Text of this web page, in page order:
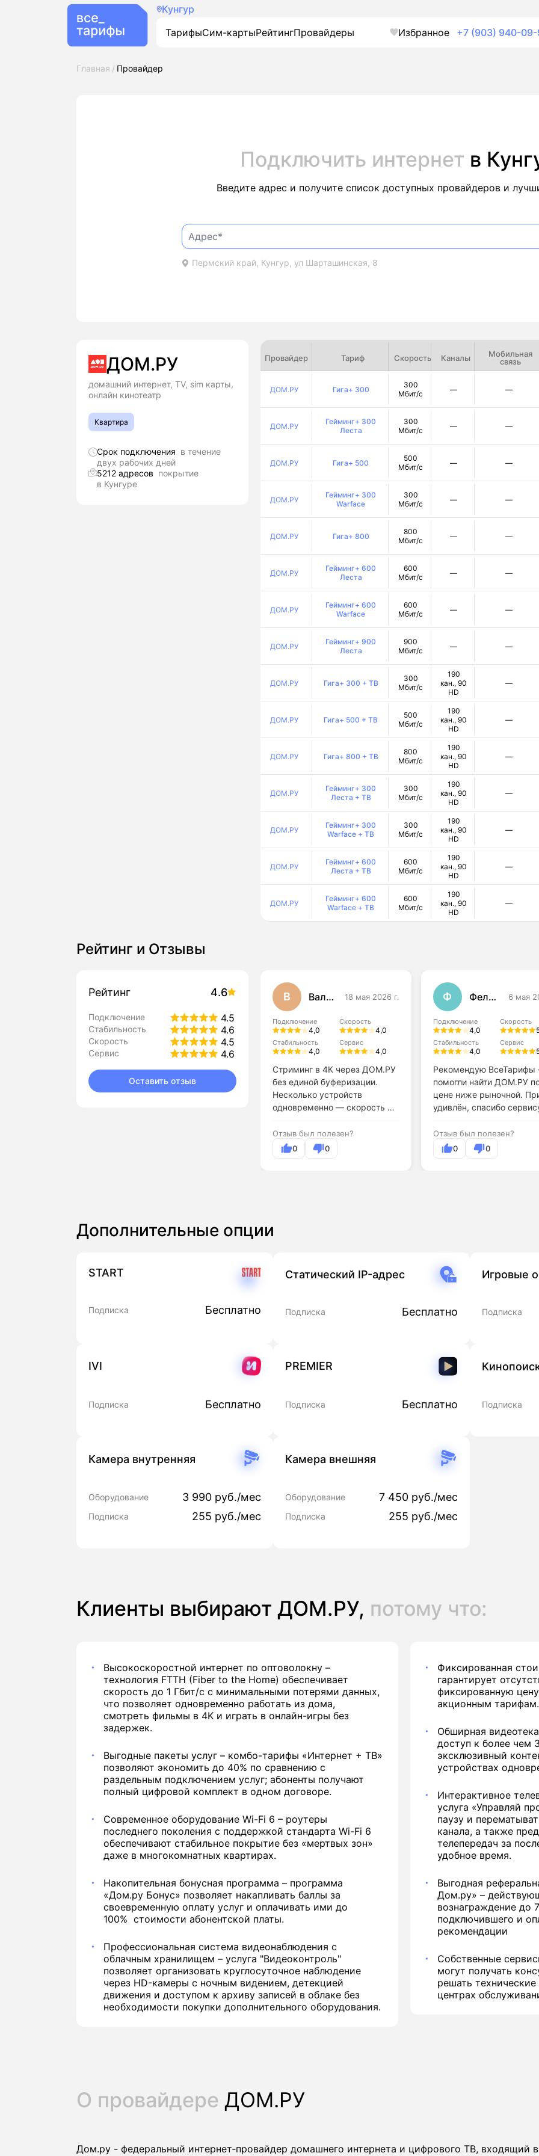
Кунгур
ТарифыСим-картыРейтингПровайдеры Избранное +7 (903) 940-
Главная Провайдер
Подключить интернет в
Введите адрес и получите список доступных провайдеров и
Пермский край, Кунгур, ул Шарташинская, 8
ДОМ.РУ
домашний интернет, TV, sim карты,
онлайн кинотеатр
Квартира
Срок подключения в течение
двух рабочих дней
5212 адресов покрытие
в Кунгуре
Рейтинг 4.6
Подключение 4.5
Стабильность 4.6
Скорость 4.5
Сервис 4.6
Оставить отзыв
Рейтинг и Отзывы
В Валерия Панова 18 мая 2026 г.
Подключение
4,0
Скорость
4,0
Стабильность
4,0
Сервис
4,0
Стриминг в 4К через ДОМ.РУ
без единой буферизации.
Несколько устройств
одновременно — скорость не
Отзыв был полезен?
0
0
Ф Феликс 6 мая
Подключение
4,0
Скорость
Стабильность
4,0
Сервис
Рекомендую
помогли найти ДОМ.РУ
цене ниже рыночной.
удивлён, спасибо
Отзыв был полезен?
0
0
Провайдер Тариф Скорость Каналы
Мобильная
связь
ДОМ.РУ Гига+ 300
300
Мбит/с
— —
ДОМ.РУ
Гейминг+ 300
Леста
300
Мбит/с
— —
ДОМ.РУ Гига+ 500
500
Мбит/с
— —
ДОМ.РУ
Гейминг+ 300
Warface
300
Мбит/с
— —
ДОМ.РУ Гига+ 800
800
Мбит/с
— —
ДОМ.РУ
Гейминг+ 600
Леста
600
Мбит/с
— —
ДОМ.РУ
Гейминг+ 600
Warface
600
Мбит/с
— —
ДОМ.РУ
Гейминг+ 900
Леста
900
Мбит/с
— —
ДОМ.РУ Гига+ 300 + ТВ
300
Мбит/с
190
кан., 90
HD
—
ДОМ.РУ Гига+ 500 + ТВ
500
Мбит/с
190
кан., 90
HD
—
ДОМ.РУ Гига+ 800 + ТВ
800
Мбит/с
190
кан., 90
HD
—
ДОМ.РУ
Гейминг+ 300
Леста + ТВ
300
Мбит/с
190
кан., 90
HD
—
ДОМ.РУ
Гейминг+ 300
Warface + ТВ
300
Мбит/с
190
кан., 90
HD
—
ДОМ.РУ
Гейминг+ 600
Леста + ТВ
600
Мбит/с
190
кан., 90
HD
—
ДОМ.РУ
Гейминг+ 600
Warface + ТВ
600
Мбит/с
190
кан., 90
HD
—
Дополнительные опции
START
Подписка Бесплатно
Статический IP-адрес
Подписка Бесплатно
Игровые
Подписка
IVI
Подписка Бесплатно
PREMIER
Подписка Бесплатно Подписка
Камера внутренняя
Оборудование 3 990 руб./мес
Подписка 255 руб./мес
Камера внешняя
Оборудование 7 450 руб./мес
Подписка 255 руб./мес
Клиенты выбирают ДОМ.РУ, потому что:
Высокоскоростной интернет по оптоволокну –
технология FTTH (Fiber to the Home) обеспечивает
скорость до 1 Гбит/с с минимальными потерями данных,
что позволяет одновременно работать из дома,
смотреть фильмы в 4K и играть в онлайн-игры без
задержек.
Выгодные пакеты услуг – комбо-тарифы «Интернет + ТВ»
позволяют экономить до 40% по сравнению с
раздельным подключением услуг; абоненты получают
полный цифровой комплект в одном договоре.
Современное оборудование Wi-Fi 6 – роутеры
последнего поколения с поддержкой стандарта Wi-Fi 6
обеспечивают стабильное покрытие без «мертвых зон»
даже в многокомнатных квартирах.
Накопительная бонусная программа – программа
«Дом.ру Бонус» позволяет накапливать баллы за
своевременную оплату услуг и оплачивать ими до
100% стоимости абонентской платы.
Профессиональная система видеонаблюдения с
облачным хранилищем – услуга "Видеоконтроль"
позволяет организовать круглосуточное наблюдение
через HD-камеры с ночным видением, детекцией
движения и доступом к архиву записей в облаке без
необходимости покупки дополнительного оборудования.
Фиксированная
гарантирует
фиксированную
акционным тарифам.
Обширная
доступ к более чем
эксклюзивный
устройствах
Интерактивное
услуга «Управляй
паузу и
канала, а также
телепередач за
удобное время.
Выгодная
Дом.ру» –
вознаграждение до
подключившего и
рекомендации
Собственные
могут получать
решать
центрах
О провайдере ДОМ.РУ
Дом.ру - федеральный интернет‑провайдер домашнего интернета и цифрового ТВ, входящий